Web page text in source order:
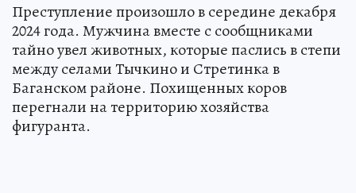
Преступление произошло в середине декабря
2024 года. Мужчина вместе с сообщниками
тайно увел животных, которые паслись в степи
между селами Тычкино и Стретинка в
Баганском районе. Похищенных коров
перегнали на территорию хозяйства
фигуранта.